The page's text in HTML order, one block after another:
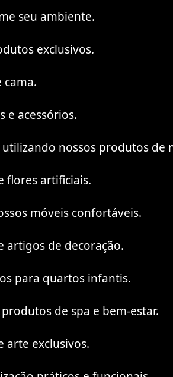
seu ambiente.
exclusivos.
cama.
e acessórios.
nossos produtos de
flores artificiais.
móveis confortáveis.
artigos de decoração.
para quartos infantis.
de spa e bem-estar.
arte exclusivos.